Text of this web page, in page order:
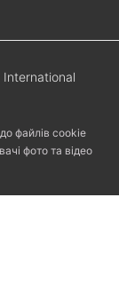
файлів cookie
фото та відео